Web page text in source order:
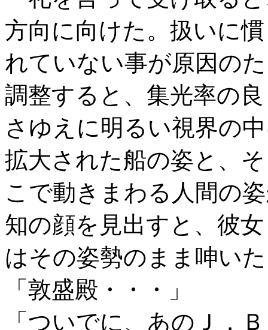
方向に向けた。扱いに慣
れていない事が原因の
調整すると、集光率の良
さゆえに明るい視界の
拡大された船の姿と、そ
こで動きまわる人間の
知の顔を見出すと、彼女
はその姿勢のまま呻い
「敦盛殿・・・」
「ついでに、あのＪ．